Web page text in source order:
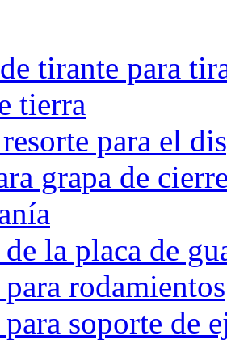
tirante para
tierra
para el
grapa de
de la placa de
para rodamientos
para soporte de